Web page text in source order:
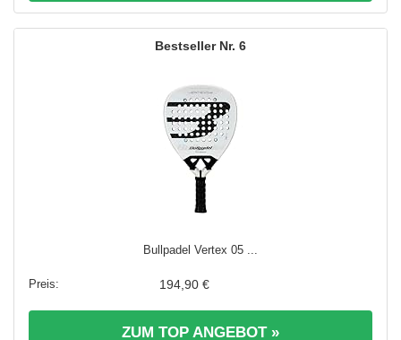
6
Bullpadel Vertex 05 ...
194,90 €
ZUM TOP ANGEBOT »